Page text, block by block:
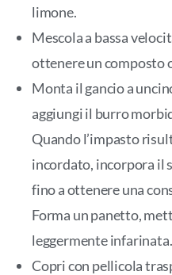
limone.
Mescola a bassa
ottenere un composto
Monta il gancio a
aggiungi il burro
Quando l’impasto
incordato, incorpora il
fino a ottenere una
Forma un panetto,
leggermente infarinata.
Copri con pellicola